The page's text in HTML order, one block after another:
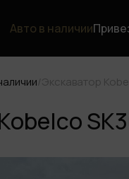
Авто в наличии
/Экскаватор